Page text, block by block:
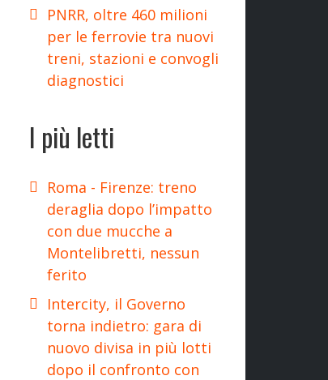
PNRR, oltre 460 milioni
per le ferrovie tra nuovi
treni, stazioni e convogli
diagnostici
I più letti
Roma - Firenze: treno
deraglia dopo l’impatto
con due mucche a
Montelibretti, nessun
ferito
Intercity, il Governo
torna indietro: gara di
nuovo divisa in più lotti
dopo il confronto con